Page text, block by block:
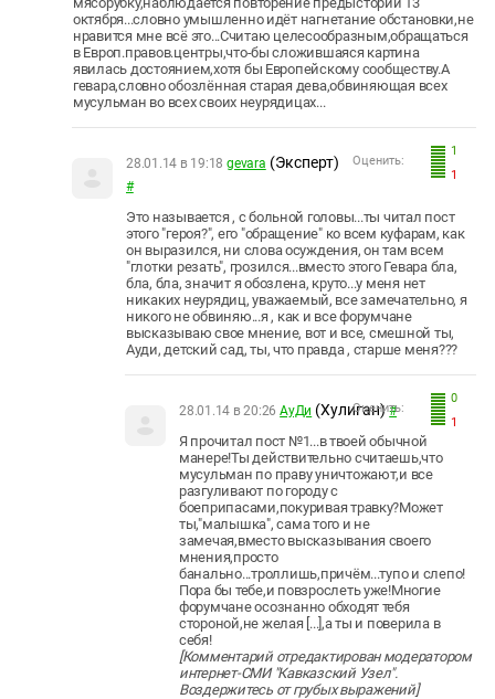
октября...словно умышленно идёт нагнетание обстановки,не
нравится мне всё это...Считаю целесообразным,обращаться
в Европ.правов.центры,что-бы сложившаяся картина
явилась достоянием,хотя бы Европейскому сообществу.А
гевара,словно обозлённая старая дева,обвиняющая всех
мусульман во всех своих неурядицах...
1
1
Оценить:
28.01.14 в 19:18 gevara (Эксперт)
#
Это называется , с больной головы...ты читал пост
этого "героя?", его "обращение" ко всем куфарам, как
он выразился, ни слова осуждения, он там всем
"глотки резать", грозился...вместо этого Гевара бла,
бла, бла, значит я обозлена, круто...у меня нет
никаких неурядиц, уважаемый, все замечательно, я
никого не обвиняю...я , как и все форумчане
высказываю свое мнение, вот и все, смешной ты,
Ауди, детский сад, ты, что правда , старше меня???
0
1
Оценить:
28.01.14 в 20:26 АуДи (Хулиган) #
Я прочитал пост №1...в твоей обычной
манере!Ты действительно считаешь,что
мусульман по праву уничтожают,и все
разгуливают по городу с
боеприпасами,покуривая травку?Может
ты,"малышка", сама того и не
замечая,вместо высказывания своего
мнения,просто
банально...троллишь,причём...тупо и слепо!
Пора бы тебе,и повзрослеть уже!Многие
форумчане осознанно обходят тебя
стороной,не желая [...],а ты и поверила в
себя!
[Комментарий отредактирован модератором
интернет-СМИ "Кавказский Узел".
Воздержитесь от грубых выражений]